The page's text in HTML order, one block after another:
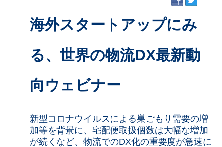
海外スタートアップにみ
る、世界の物流DX最新動
向ウェビナー
新型コロナウイルスによる巣ごもり需要の増
加等を背景に、宅配便取扱個数は大幅な増加
が続くなど、物流でのDX化の重要度が急速に